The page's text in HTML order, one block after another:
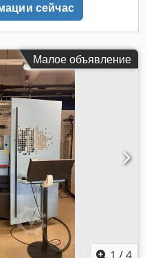
сейчас
Малое объявление